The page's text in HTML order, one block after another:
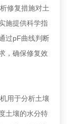
修复措施对土
施提供科学指
过pF曲线判断
，确保修复效
用于分析土壤
土壤的水分特